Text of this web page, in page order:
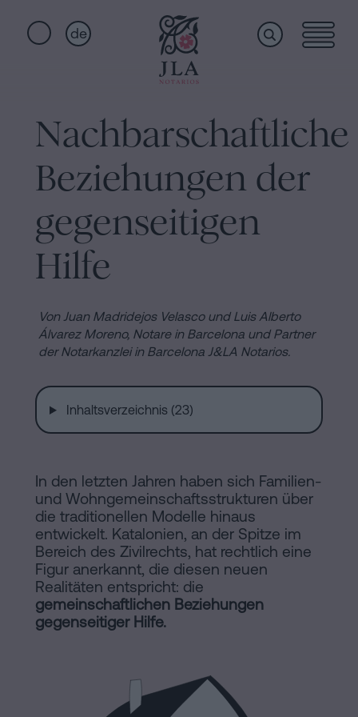
de
Dienstleistungen
Wer
wir
sind
Installationen
Online-
Notariat
Blog
Kontaktieren
Staatsbürgerschaftseid
für
in
Barcelona
Kaufvertrag
Barcelona
Hypotheken
Barcelona
Online-
Notariat
Handels-
und
Gesellschaftsrecht
Nachbarschaftliche
Beziehungen der
gegenseitigen
Hilfe
Von Juan Madridejos Velasco und Luis Alberto
Álvarez Moreno, Notare in Barcelona und Partner
der Notarkanzlei in Barcelona J&LA Notarios.
Inhaltsverzeichnis (23)
In den letzten Jahren haben sich Familien-
und Wohngemeinschaftsstrukturen über
die traditionellen Modelle hinaus
entwickelt. Katalonien, an der Spitze im
Bereich des Zivilrechts, hat rechtlich eine
Figur anerkannt, die diesen neuen
Realitäten entspricht: die
gemeinschaftlichen Beziehungen
gegenseitiger Hilfe.